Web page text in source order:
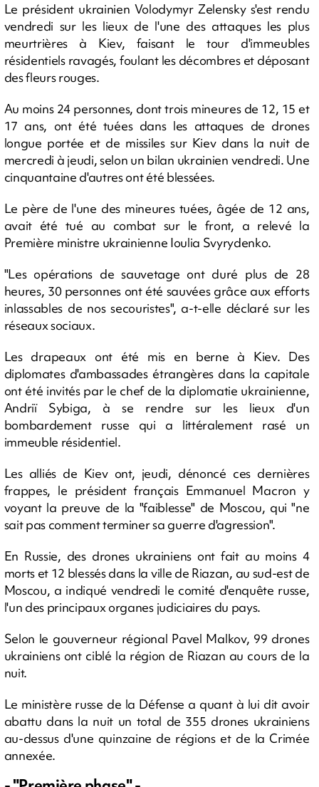
Le président ukrainien Volodymyr Zelensky s'est rendu
vendredi sur les lieux de l'une des attaques les plus
meurtrières à Kiev, faisant le tour d'immeubles
résidentiels ravagés, foulant les décombres et déposant
des fleurs rouges.
Au moins 24 personnes, dont trois mineures de 12, 15 et
17 ans, ont été tuées dans les attaques de drones
longue portée et de missiles sur Kiev dans la nuit de
mercredi à jeudi, selon un bilan ukrainien vendredi. Une
cinquantaine d'autres ont été blessées.
Le père de l'une des mineures tuées, âgée de 12 ans,
avait été tué au combat sur le front, a relevé la
Première ministre ukrainienne Ioulia Svyrydenko.
"Les opérations de sauvetage ont duré plus de 28
heures, 30 personnes ont été sauvées grâce aux efforts
inlassables de nos secouristes", a-t-elle déclaré sur les
réseaux sociaux.
Les drapeaux ont été mis en berne à Kiev. Des
diplomates d'ambassades étrangères dans la capitale
ont été invités par le chef de la diplomatie ukrainienne,
Andriï Sybiga, à se rendre sur les lieux d'un
bombardement russe qui a littéralement rasé un
immeuble résidentiel.
Les alliés de Kiev ont, jeudi, dénoncé ces dernières
frappes, le président français Emmanuel Macron y
voyant la preuve de la "faiblesse" de Moscou, qui "ne
sait pas comment terminer sa guerre d'agression".
En Russie, des drones ukrainiens ont fait au moins 4
morts et 12 blessés dans la ville de Riazan, au sud-est de
Moscou, a indiqué vendredi le comité d'enquête russe,
l'un des principaux organes judiciaires du pays.
Selon le gouverneur régional Pavel Malkov, 99 drones
ukrainiens ont ciblé la région de Riazan au cours de la
nuit.
Le ministère russe de la Défense a quant à lui dit avoir
abattu dans la nuit un total de 355 drones ukrainiens
au-dessus d'une quinzaine de régions et de la Crimée
annexée.